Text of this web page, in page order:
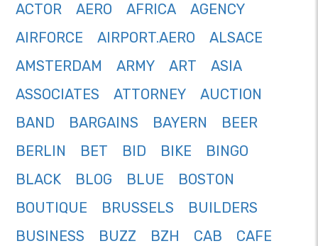
ACTOR
AERO AFRICA
AGENCY
AIRFORCE
AIRPORT.AERO
ALSACE
AMSTERDAM
ARMY ART
ASIA
ASSOCIATES
ATTORNEY
AUCTION
BAND
BARGAINS BAYERN
BEER
BERLIN
BET BID BIKE
BINGO
BLACK
BLOG BLUE
BOSTON
BOUTIQUE
BRUSSELS
BUILDERS
BUSINESS
BUZZ BZH CAB
CAFE